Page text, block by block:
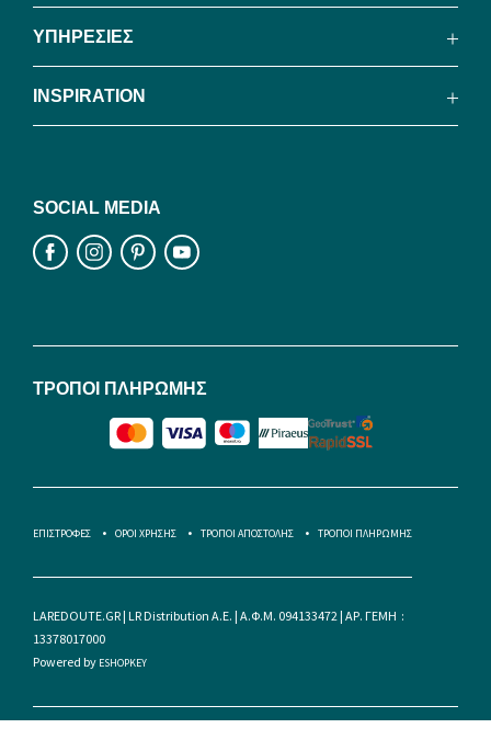
ΥΠΗΡΕΣΙΕΣ
INSPIRATION
ΤΡΟΠΟΙ ΠΛΗΡΩΜΗΣ
SOCIAL MEDIA
ΕΠΙΣΤΡΟΦΕΣ ΟΡΟΙ ΧΡΗΣΗΣ ΤΡΟΠΟΙ ΑΠΟΣΤΟΛΗΣ ΤΡΟΠΟΙ ΠΛΗΡΩΜΗΣ
LAREDOUTE.GR | LR Distribution A.E. | Α.Φ.Μ. 094133472 | ΑΡ. ΓΕΜΗ :
13378017000
Powered by ESHOPKEY